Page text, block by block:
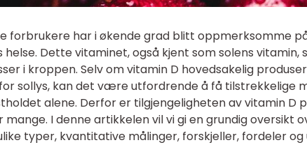
forbrukere har i økende grad blitt oppmerksomme
Dette vitaminet, også kjent som solens vitamin,
i kroppen. Selv om vitamin D hovedsakelig
sollys, kan det være utfordrende å få tilstrekkelige
alene. Derfor er tilgjengeligheten av vitamin
I denne artikkelen vil vi gi en grundig oversikt
typer, kvantitative målinger, forskjeller, fordeler og